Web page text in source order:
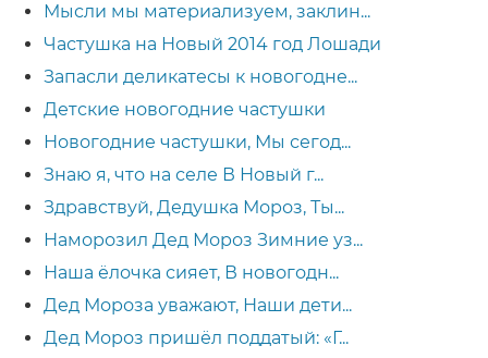
Мысли мы материализуем, заклин...
Частушка на Новый 2014 год Лошади
Запасли деликатесы к новогодне...
Детские новогодние частушки
Новогодние частушки, Мы сегод...
Знаю я, что на селе В Новый г...
Здравствуй, Дедушка Мороз, Ты...
Наморозил Дед Мороз Зимние уз...
Наша ёлочка сияет, В новогодн...
Дед Мороза уважают, Наши дети...
Дед Мороз пришёл поддатый: «Г...